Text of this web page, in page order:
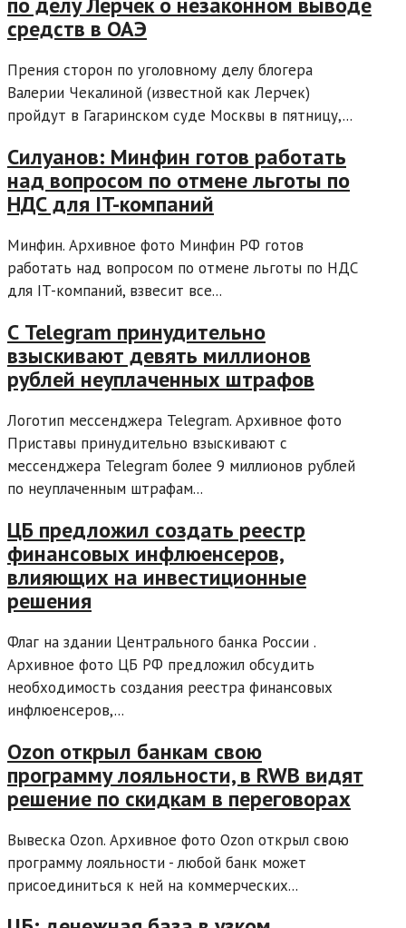
средств в ОАЭ
Прения сторон по уголовному делу блогера
Валерии Чекалиной (известной как Лерчек)
пройдут в Гагаринском суде Москвы в пятницу,...
Силуанов: Минфин готов работать
над вопросом по отмене льготы по
НДС для IT-компаний
Минфин. Архивное фото Минфин РФ готов
работать над вопросом по отмене льготы по НДС
для IT-компаний, взвесит все...
С Telegram принудительно
взыскивают девять миллионов
рублей неуплаченных штрафов
Логотип мессенджера Telegram. Архивное фото
Приставы принудительно взыскивают с
мессенджера Telegram более 9 миллионов рублей
по неуплаченным штрафам...
ЦБ предложил создать реестр
финансовых инфлюенсеров,
влияющих на инвестиционные
решения
Флаг на здании Центрального банка России .
Архивное фото ЦБ РФ предложил обсудить
необходимость создания реестра финансовых
инфлюенсеров,...
Ozon открыл банкам свою
программу лояльности, в RWB видят
решение по скидкам в переговорах
Вывеска Ozon. Архивное фото Ozon открыл свою
программу лояльности - любой банк может
присоединиться к ней на коммерческих...